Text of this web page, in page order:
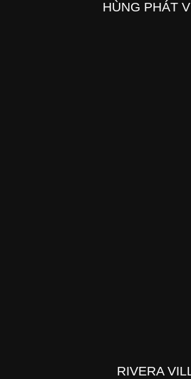
HÙNG PHÁT
RIVERA